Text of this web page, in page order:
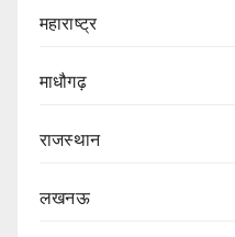
महाराष्ट्र
माधौगढ़
राजस्थान
लखनऊ